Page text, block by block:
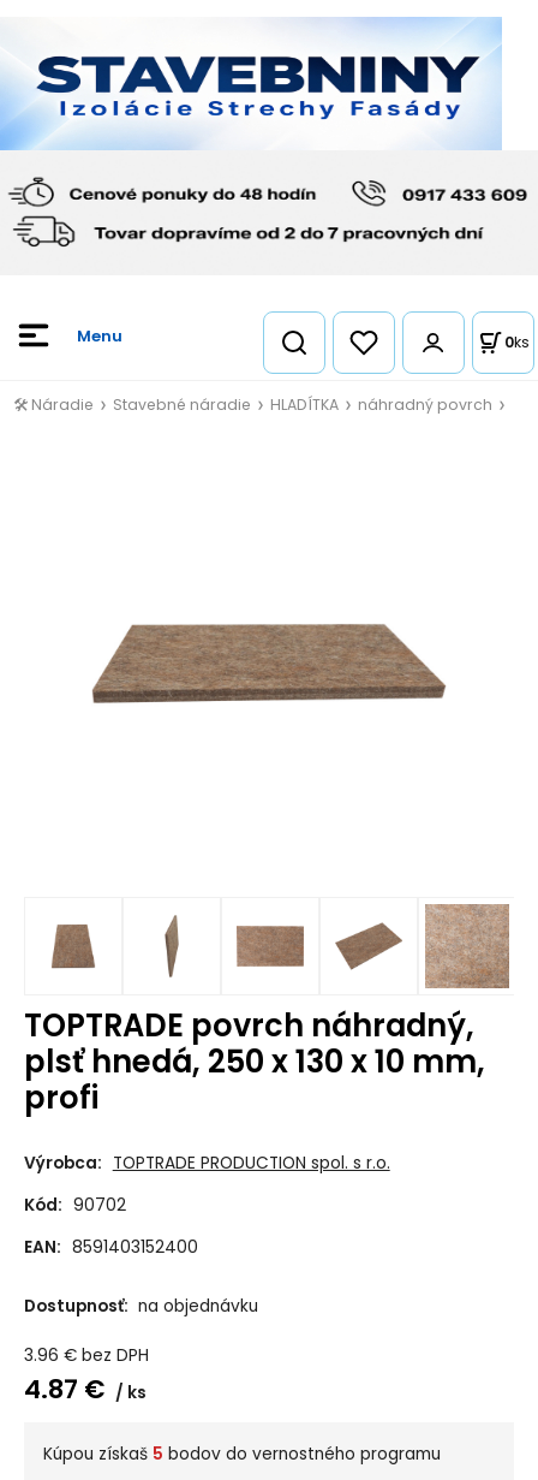
0ks
🛠️ Náradie Stavebné náradie HLADÍTKA náhradný povrch
TOPTRADE povrch náhradný,
plsť hnedá, 250 x 130 x 10 mm,
profi
Výrobca: TOPTRADE PRODUCTION spol. s r.o.
Kód: 90702
EAN: 8591403152400
Dostupnosť: na objednávku
3.96 € bez DPH
4.87 € ks
Kúpou získaš 5 bodov do vernostného programu